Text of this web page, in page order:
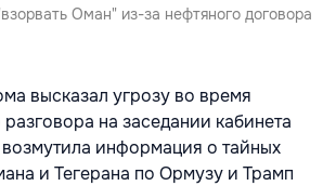
Оман" из-за нефтяного договора
высказал угрозу во время
на заседании кабинета
информация о тайных
и Тегерана по Ормузу и Трамп